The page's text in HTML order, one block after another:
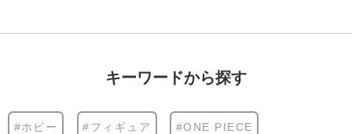
キーワードから探す
#ホビー #フィギュア #ONE PIECE